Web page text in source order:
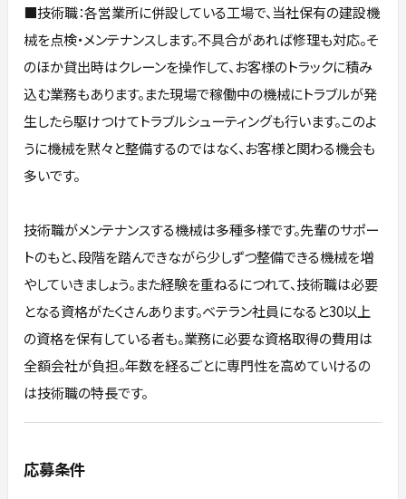
■技術職：各営業所に併設している工場で、当社保有の建設機
械を点検・メンテナンスします。不具合があれば修理も対応。そ
のほか貸出時はクレーンを操作して、お客様のトラックに積み
込む業務もあります。また現場で稼働中の機械にトラブルが発
生したら駆けつけてトラブルシューティングも行います。このよ
うに機械を黙々と整備するのではなく、お客様と関わる機会も
多いです。
技術職がメンテナンスする機械は多種多様です。先輩のサポー
トのもと、段階を踏んできながら少しずつ整備できる機械を増
やしていきましょう。また経験を重ねるにつれて、技術職は必要
となる資格がたくさんあります。ベテラン社員になると30以上
の資格を保有している者も。業務に必要な資格取得の費用は
全額会社が負担。年数を経るごとに専門性を高めていけるの
は技術職の特長です。
応募条件